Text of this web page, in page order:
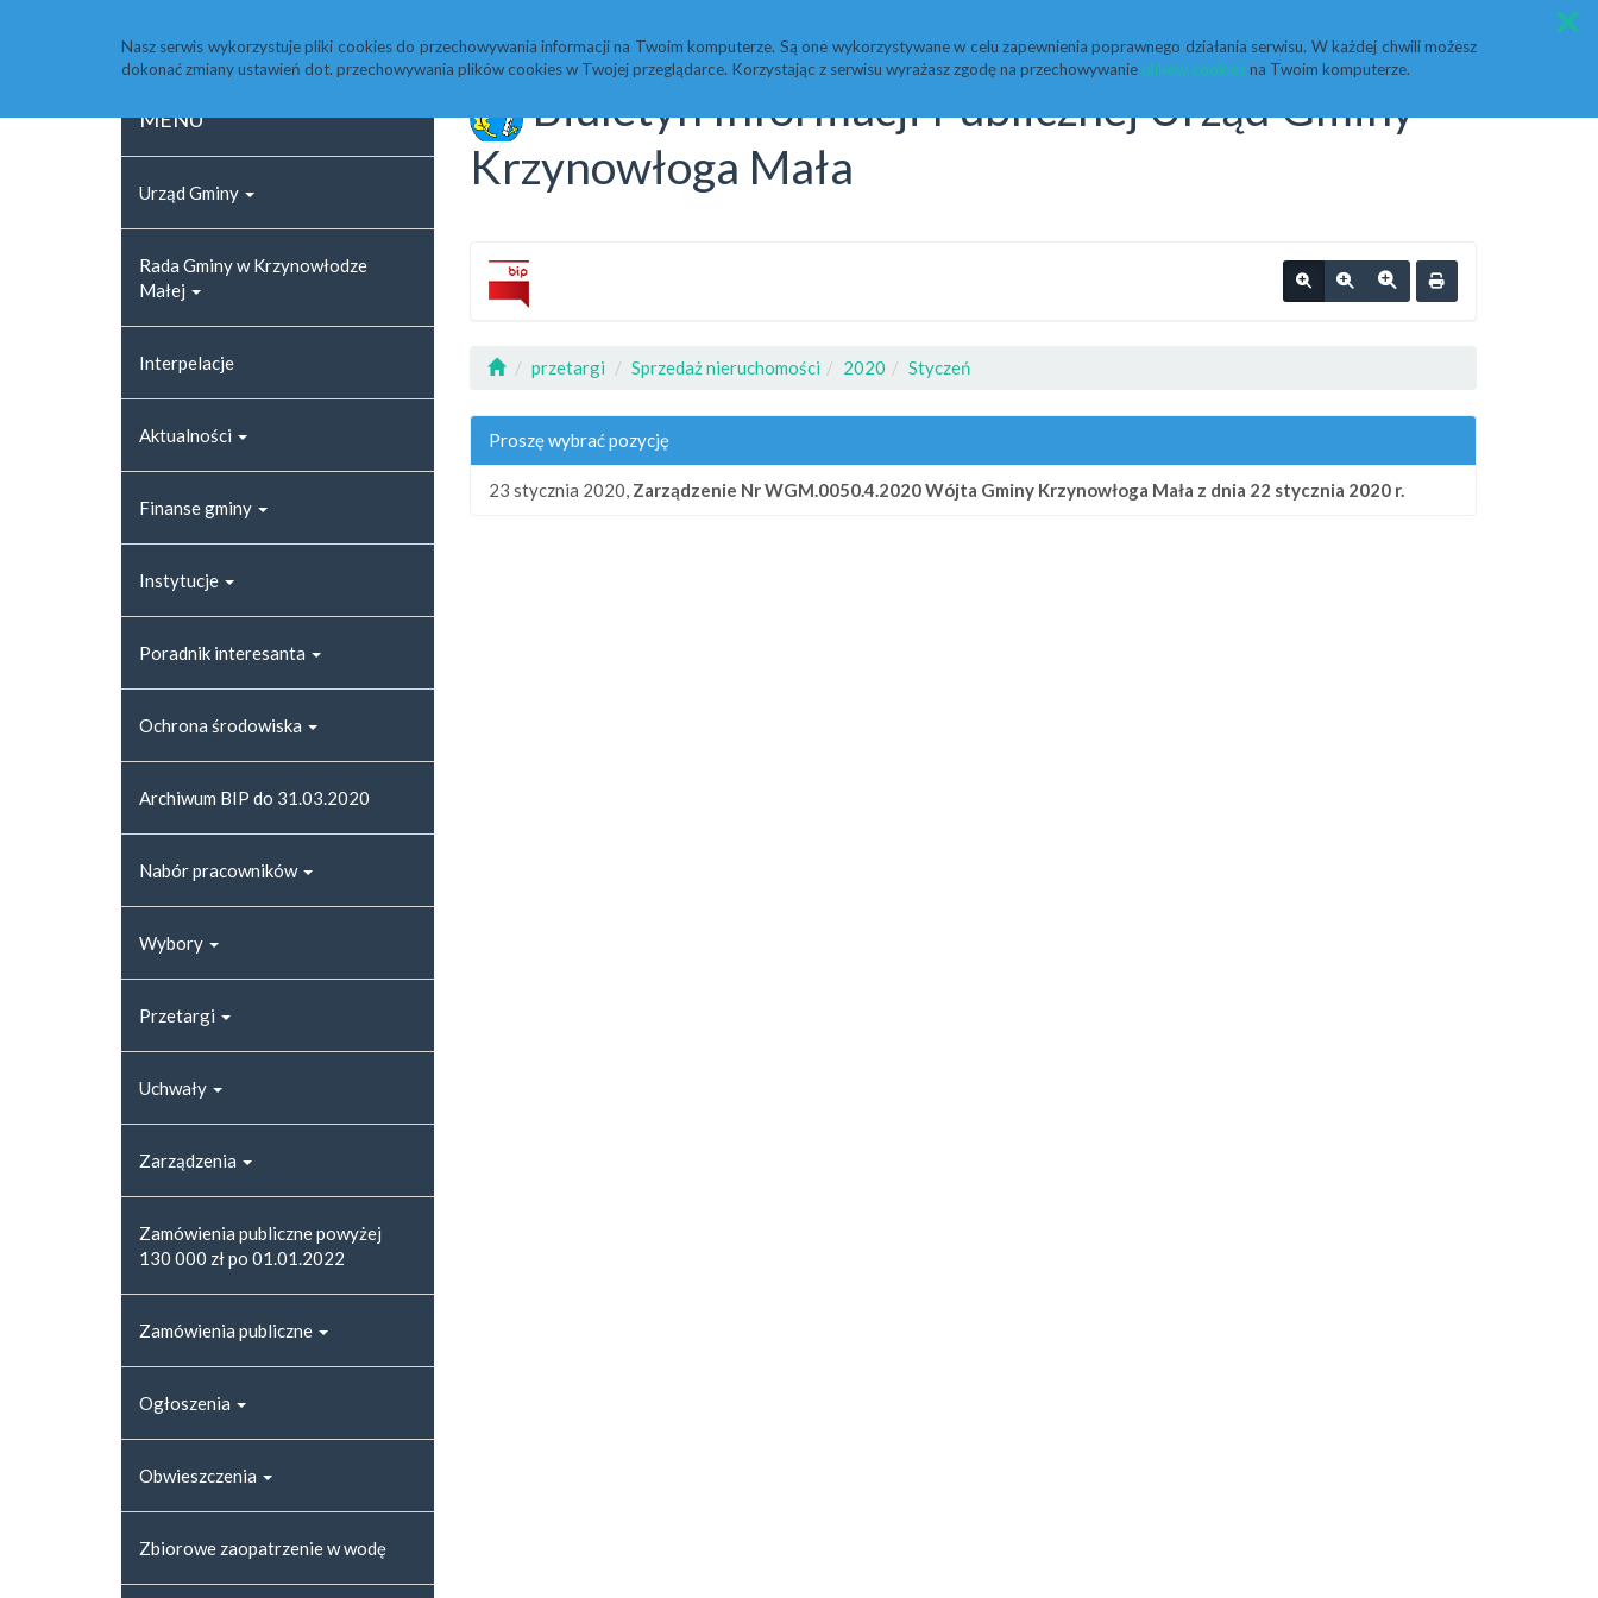
Nasz serwis wykorzystuje pliki cookies do przechowywania informacji na Twoim komputerze. Są one wykorzystywane w celu zapewnienia poprawnego działania serwisu. W każdej chwili możesz
dokonać zmiany ustawień dot. przechowywania plików cookies w Twojej przeglądarce. Korzystając z serwisu wyrażasz zgodę na przechowywanie plików cookiesna Twoim komputerze.
MENU
Urząd Gminy
Rada Gminy w Krzynowłodze
Małej
Interpelacje
Aktualności
Finanse gminy
Instytucje
Poradnik interesanta
Ochrona środowiska
Archiwum BIP do 31.03.2020
Nabór pracowników
Wybory
Przetargi
Uchwały
Zarządzenia
Zamówienia publiczne powyżej
130 000 zł po 01.01.2022
Zamówienia publiczne
Ogłoszenia
Obwieszczenia
Zbiorowe zaopatrzenie w wodę
Biuletyn Informacji Publicznej Urząd Gminy
Krzynowłoga Mała
przetargi Sprzedaż nieruchomości 2020 Styczeń
Proszę wybrać pozycję
23 stycznia 2020, Zarządzenie Nr WGM.0050.4.2020 Wójta Gminy Krzynowłoga Mała z dnia 22 stycznia 2020 r.